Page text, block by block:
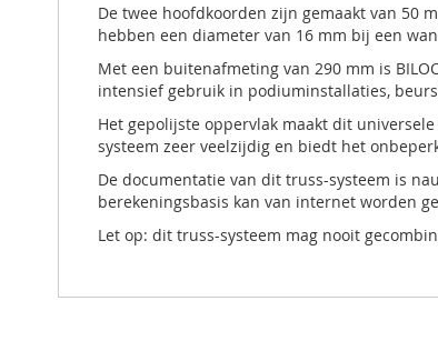
De twee hoofdkoorden zijn gemaakt van 50
hebben een diameter van 16 mm bij een
Met een buitenafmeting van 290 mm is
intensief gebruik in podiuminstallaties,
Het gepolijste oppervlak maakt dit
systeem zeer veelzijdig en biedt het
De documentatie van dit truss-systeem is
berekeningsbasis kan van internet worden
Let op: dit truss-systeem mag nooit